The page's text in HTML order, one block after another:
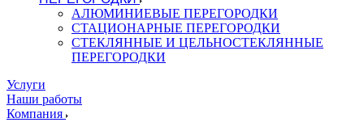
АЛЮМИНИЕВЫЕ ПЕРЕГОРОДКИ
СТАЦИОНАРНЫЕ ПЕРЕГОРОДКИ
СТЕКЛЯННЫЕ И ЦЕЛЬНОСТЕКЛЯННЫЕ
ПЕРЕГОРОДКИ
Услуги
Наши работы
Компания